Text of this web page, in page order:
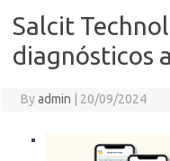
Salcit
diagnósticos
Byadmin 20/09/2024